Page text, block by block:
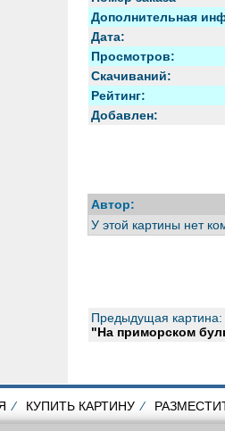
Дополнительная
Дата:
Просмотров:
Скачиваний:
Рейтинг:
Добавлен:
Автор:
У этой картины нет
Предыдущая картина:
"На приморском
⁄ КУПИТЬ КАРТИНУ ⁄